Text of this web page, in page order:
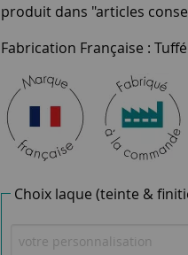
produit dans "articles
Fabrication Française :
Choix laque (teinte &